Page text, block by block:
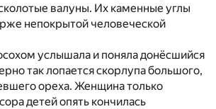
валуны. Их каменные углы
непокрытой человеческой
услышала и поняла донёсшийся
так лопается скорлупа большого,
ореха. Женщина только
детей опять кончилась